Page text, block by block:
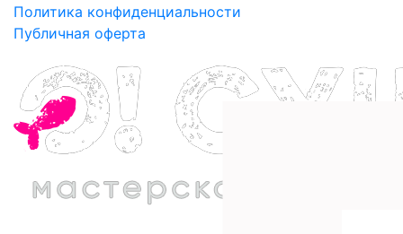
Политика конфиденциальности
Публичная оферта